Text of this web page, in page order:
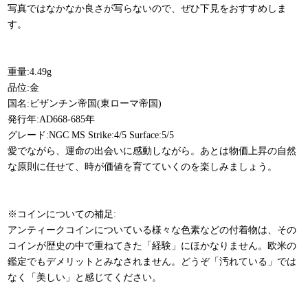
写真ではなかなか良さが写らないので、ぜひ下見をおすすめしま
す。
重量:4.49g
品位:金
国名:ビザンチン帝国(東ローマ帝国)
発行年:AD668-685年
グレード:NGC MS Strike:4/5 Surface:5/5
愛でながら、運命の出会いに感動しながら。あとは物価上昇の自然
な原則に任せて、時が価値を育てていくのを楽しみましょう。
※コインについての補足:
アンティークコインについている様々な色素などの付着物は、その
コインが歴史の中で重ねてきた「経験」にほかなりません。欧米の
鑑定でもデメリットとみなされません。どうぞ「汚れている」では
なく「美しい」と感じてください。